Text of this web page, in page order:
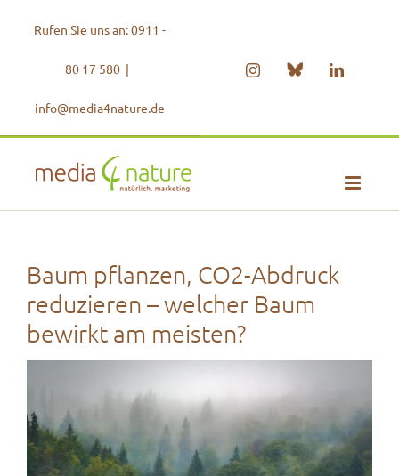
InhaltRufen Sie uns an: 0911 -
80 17 580 |
info@media4nature.de
InstagramBlueskyLinkedIn
Baum pflanzen, CO2-Abdruck
reduzieren – welcher Baum
bewirkt am meisten?
Bild